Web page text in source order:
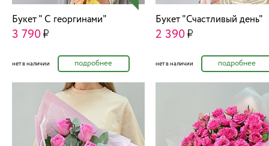
Букет " С георгинами"
3 790
нет в наличии подробнее
Букет "Счастливый день"
2 390
нет в наличии подробнее